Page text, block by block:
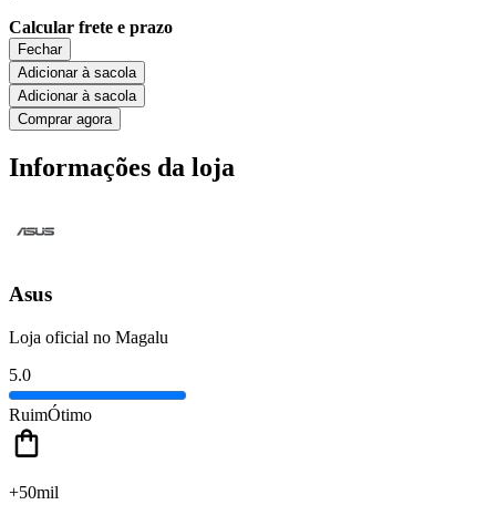
Calcular frete e prazo
Fechar
Adicionar à sacola
Adicionar à sacola
Comprar agora
Informações da loja
Asus
Loja oficial no Magalu
5.0
RuimÓtimo
+50mil